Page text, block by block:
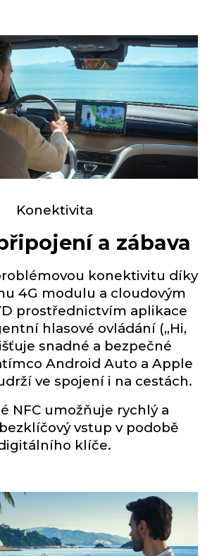
Konektivita
a zábava
konektivitu díky
4G modulu a cloudovým
prostřednictvím aplikace
hlasové ovládání („Hi,
snadné a bezpečné
Android Auto a Apple
ve spojení i na cestách.
NFC umožňuje rychlý a
vstup v podobě
klíče.